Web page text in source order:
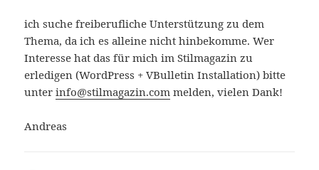
ich suche freiberufliche Unterstützung zu dem
Thema, da ich es alleine nicht hinbekomme. Wer
Interesse hat das für mich im Stilmagazin zu
erledigen (WordPress + VBulletin Installation) bitte
unterinfo@stilmagazin.com melden, vielen Dank!
Andreas